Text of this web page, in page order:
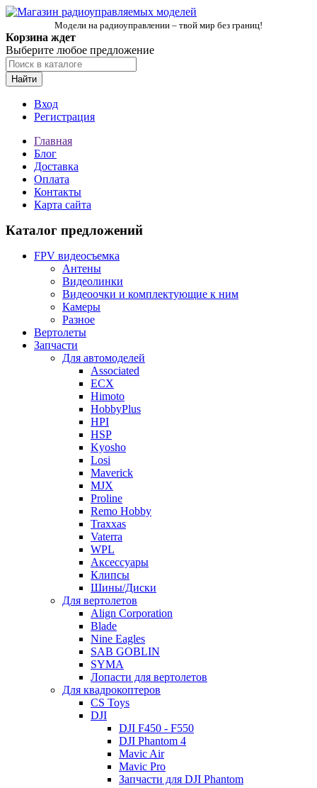
Модели на радиоуправлении – твой мир без границ!
Корзина ждет
Выберите любое предложение
Найти
Вход
Регистрация
Главная
Блог
Доставка
Оплата
Контакты
Карта сайта
Каталог предложений
FPV видеосъемка
Антены
Видеолинки
Видеоочки и комплектующие к ним
Камеры
Разное
Вертолеты
Запчасти
Для автомоделей
Associated
ECX
Himoto
HobbyPlus
HPI
HSP
Kyosho
Losi
Maverick
MJX
Proline
Remo Hobby
Traxxas
Vaterra
WPL
Аксессуары
Клипсы
Шины/Диски
Для вертолетов
Align Corporation
Blade
Nine Eagles
SAB GOBLIN
SYMA
Лопасти для вертолетов
Для квадрокоптеров
CS Toys
DJI
DJI F450 - F550
DJI Phantom 4
Mavic Air
Mavic Pro
Запчасти для DJI Phantom